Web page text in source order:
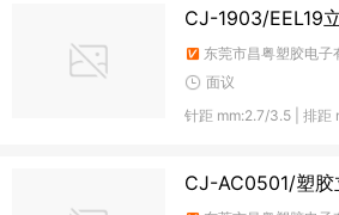
CJ-1903/EEL19
东莞市昌粤塑胶电子
面议
针距 mm:2.7/3.5 | 排距
CJ-AC0501/塑胶